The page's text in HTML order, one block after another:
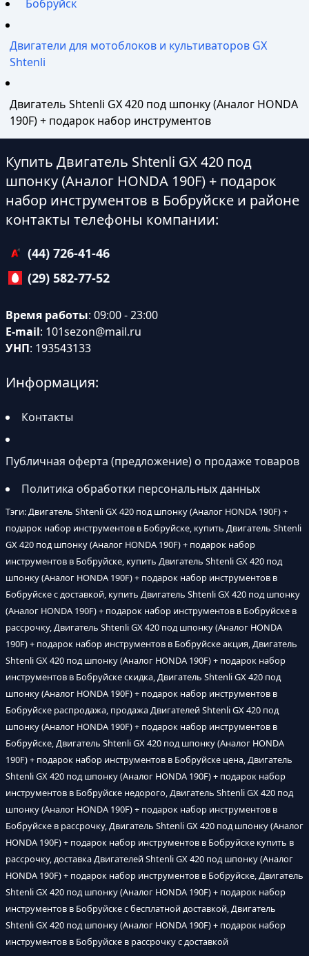
Бобруйск
Двигатели для мотоблоков и культиваторов GX
Shtenli
Двигатель Shtenli GX 420 под шпонку (Аналог HONDA
190F) + подарок набор инструментов
Купить Двигатель Shtenli GX 420 под
шпонку (Аналог HONDA 190F) + подарок
набор инструментов в Бобруйске и районе
контакты телефоны компании:
(44) 726-41-46
(29) 582-77-52
Время работы: 09:00 - 23:00
E-mail: 101sezon@mail.ru
УНП: 193543133
Информация:
Контакты
Публичная оферта (предложение) о продаже товаров
Политика обработки персональных данных
Тэги: Двигатель Shtenli GX 420 под шпонку (Аналог HONDA 190F) +
подарок набор инструментов в Бобруйске, купить Двигатель Shtenli
GX 420 под шпонку (Аналог HONDA 190F) + подарок набор
инструментов в Бобруйске, купить Двигатель Shtenli GX 420 под
шпонку (Аналог HONDA 190F) + подарок набор инструментов в
Бобруйске с доставкой, купить Двигатель Shtenli GX 420 под шпонку
(Аналог HONDA 190F) + подарок набор инструментов в Бобруйске в
рассрочку, Двигатель Shtenli GX 420 под шпонку (Аналог HONDA
190F) + подарок набор инструментов в Бобруйске акция, Двигатель
Shtenli GX 420 под шпонку (Аналог HONDA 190F) + подарок набор
инструментов в Бобруйске скидка, Двигатель Shtenli GX 420 под
шпонку (Аналог HONDA 190F) + подарок набор инструментов в
Бобруйске распродажа, продажа Двигателей Shtenli GX 420 под
шпонку (Аналог HONDA 190F) + подарок набор инструментов в
Бобруйске, Двигатель Shtenli GX 420 под шпонку (Аналог HONDA
190F) + подарок набор инструментов в Бобруйске цена, Двигатель
Shtenli GX 420 под шпонку (Аналог HONDA 190F) + подарок набор
инструментов в Бобруйске недорого, Двигатель Shtenli GX 420 под
шпонку (Аналог HONDA 190F) + подарок набор инструментов в
Бобруйске в рассрочку, Двигатель Shtenli GX 420 под шпонку (Аналог
HONDA 190F) + подарок набор инструментов в Бобруйске купить в
рассрочку, доставка Двигателей Shtenli GX 420 под шпонку (Аналог
HONDA 190F) + подарок набор инструментов в Бобруйске, Двигатель
Shtenli GX 420 под шпонку (Аналог HONDA 190F) + подарок набор
инструментов в Бобруйске с бесплатной доставкой, Двигатель
Shtenli GX 420 под шпонку (Аналог HONDA 190F) + подарок набор
инструментов в Бобруйске в рассрочку с доставкой